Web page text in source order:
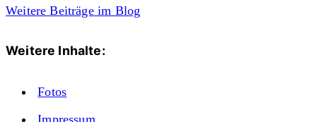
Weitere Beiträge im Blog
Weitere Inhalte:
Fotos
Impressum